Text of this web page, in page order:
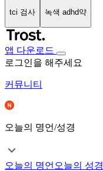
tci 검사 녹색 adhd약
앱 다운로드
로그인을 해주세요
커뮤니티
오늘의 명언/성경
오늘의 명언 오늘의 성경